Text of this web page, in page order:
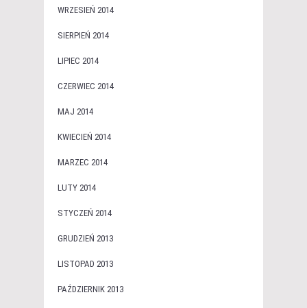
WRZESIEŃ 2014
SIERPIEŃ 2014
LIPIEC 2014
CZERWIEC 2014
MAJ 2014
KWIECIEŃ 2014
MARZEC 2014
LUTY 2014
STYCZEŃ 2014
GRUDZIEŃ 2013
LISTOPAD 2013
PAŹDZIERNIK 2013